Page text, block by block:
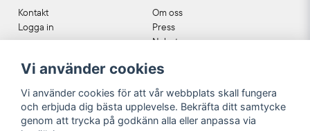
Kontakt
Logga in
Om oss
Press
Nyheter
Cookies
Köpvillkor
Våra partners
Vi använder cookies
Vi använder cookies för att vår webbplats skall fungera
och erbjuda dig bästa upplevelse. Bekräfta ditt samtycke
genom att trycka på godkänn alla eller anpassa via